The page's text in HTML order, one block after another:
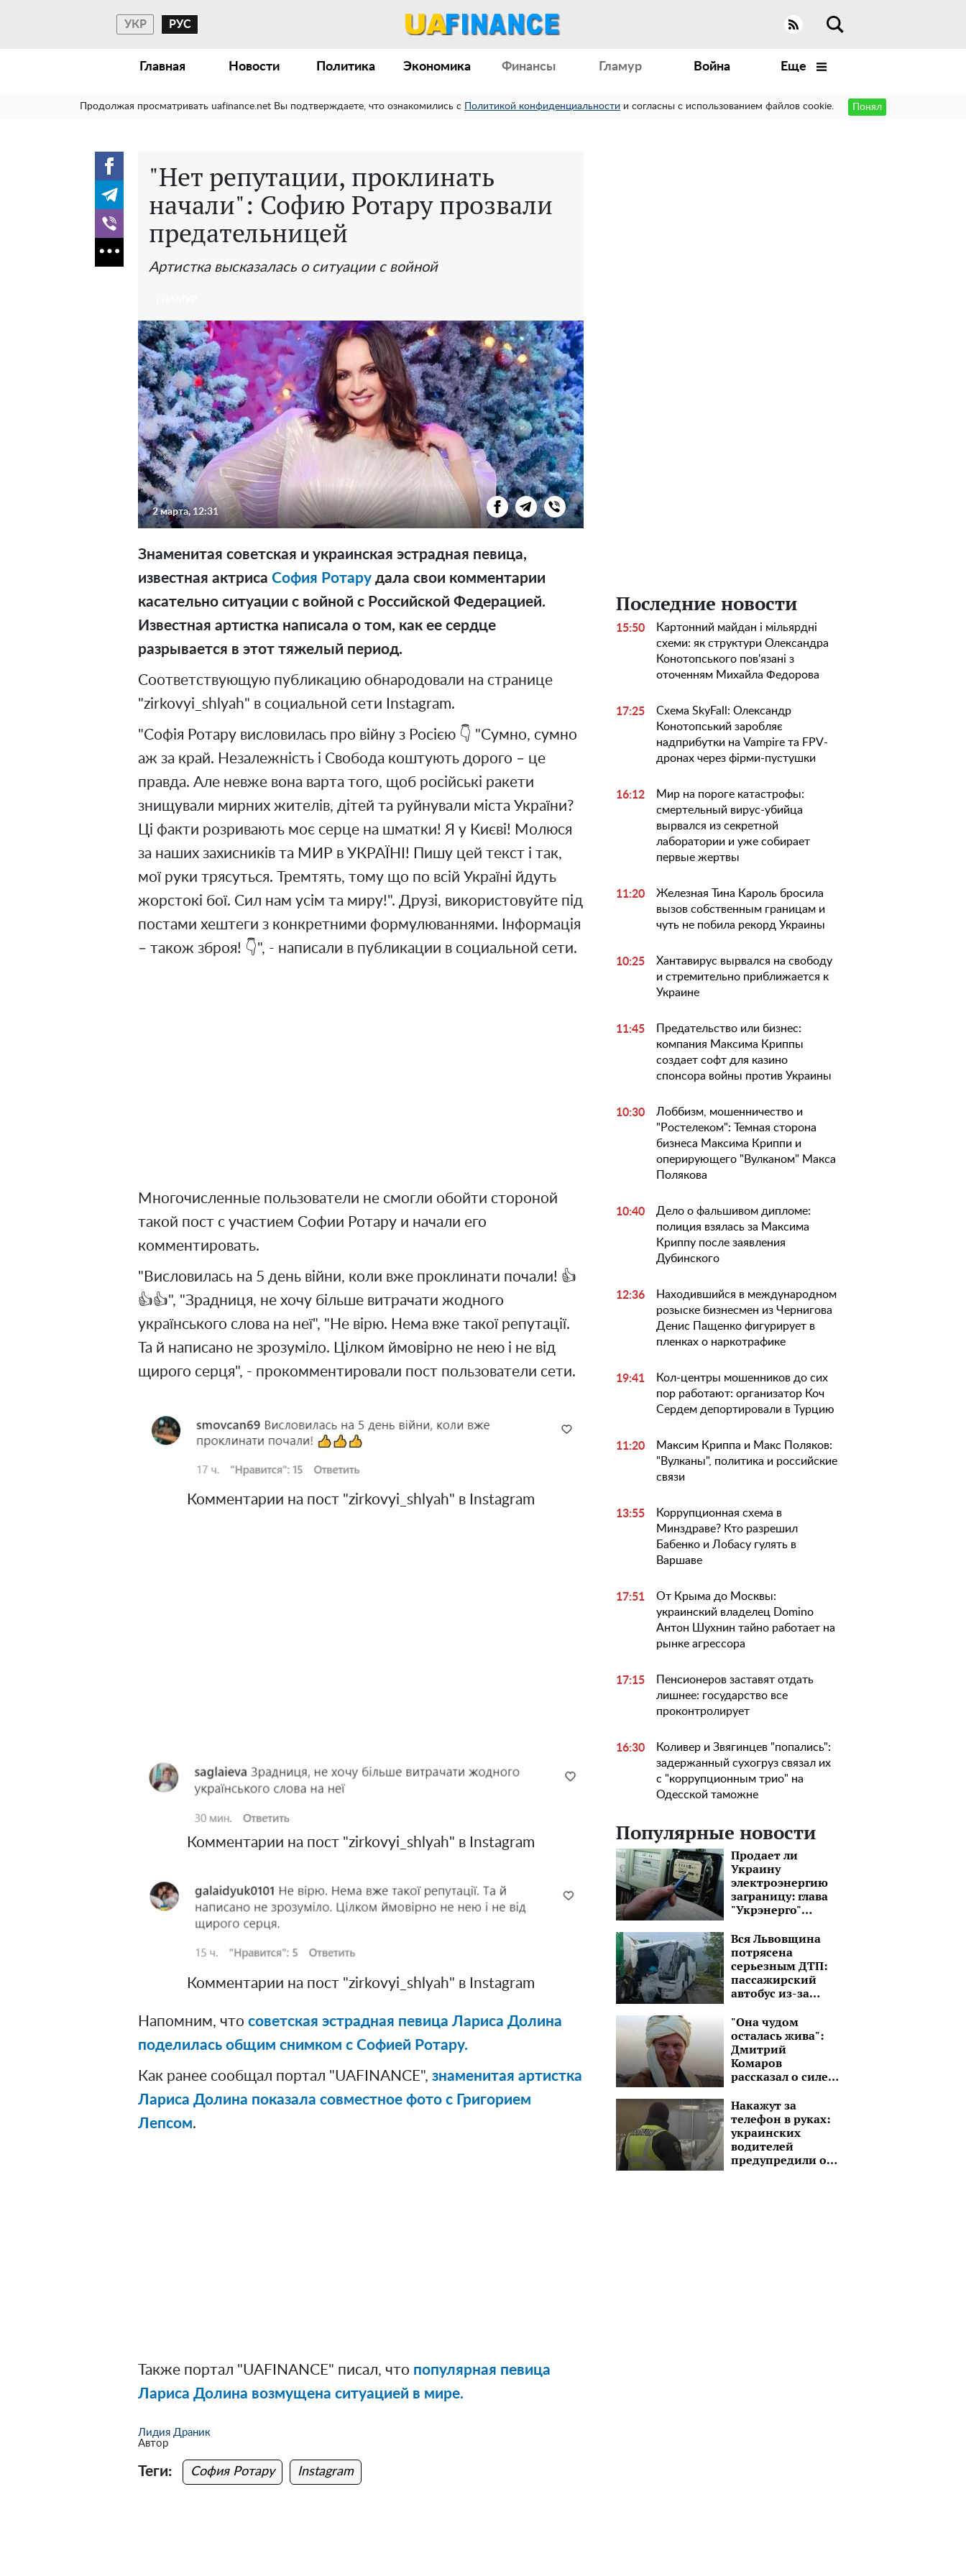
УКР РУС
Главная Новости Политика Экономика Финансы Гламур Война Еще
Продолжая просматривать uafinance.net Вы подтверждаете, что ознакомились с Политикой конфиденциальности и согласны с использованием файлов cookie. Понял
"Нет репутации, проклинать
начали": Софию Ротару прозвали
предательницей
Артистка высказалась о ситуации с войной
2 марта, 12:31
Знаменитая советская и украинская эстрадная певица,
известная актриса София Ротару дала свои комментарии
касательно ситуации с войной с Российской Федерацией.
Известная артистка написала о том, как ее сердце
разрывается в этот тяжелый период.
Соответствующую публикацию обнародовали на странице
"zirkovyi_shlyah" в социальной сети Instagram.
"Софія Ротару висловилась про війну з Росією 👇 "Сумно, сумно
аж за край. Незалежність і Свобода коштують дорого – це
правда. Але невже вона варта того, щоб російські ракети
знищували мирних жителів, дітей та руйнували міста України?
Ці факти розривають моє серце на шматки! Я у Києві! Молюся
за наших захисників та МИР в УКРАЇНІ! Пишу цей текст і так,
мої руки трясуться. Тремтять, тому що по всій Україні йдуть
жорстокі бої. Сил нам усім та миру!". Друзі, використовуйте під
постами хештеги з конкретними формулюваннями. Інформація
– також зброя! 👇", - написали в публикации в социальной сети.
Многочисленные пользователи не смогли обойти стороной
такой пост с участием Софии Ротару и начали его
комментировать.
"Висловилась на 5 день війни, коли вже проклинати почали! 👍
👍👍", "Зрадниця, не хочу більше витрачати жодного
українського слова на неї", "Не вірю. Нема вже такої репутації.
Та й написано не зрозуміло. Цілком ймовірно не нею і не від
щирого серця", - прокомментировали пост пользователи сети.
Комментарии на пост "zirkovyi_shlyah" в Instagram
Комментарии на пост "zirkovyi_shlyah" в Instagram
Комментарии на пост "zirkovyi_shlyah" в Instagram
Напомним, что советская эстрадная певица Лариса Долина
поделилась общим снимком с Софией Ротару.
Как ранее сообщал портал "UAFINANCE", знаменитая артистка
Лариса Долина показала совместное фото с Григорием
Лепсом.
Также портал "UAFINANCE" писал, что популярная певица
Лариса Долина возмущена ситуацией в мире.
Лидия Драник
Автор
Теги: София Ротару Instagram
Последние новости
15:50
Картонний майдан і мільярдні
схеми: як структури Олександра
Конотопського пов'язані з
оточенням Михайла Федорова
17:25
Схема SkyFall: Олександр
Конотопський заробляє
надприбутки на Vampire та FPV-
дронах через фірми-пустушки
16:12
Мир на пороге катастрофы:
смертельный вирус-убийца
вырвался из секретной
лаборатории и уже собирает
первые жертвы
11:20
Железная Тина Кароль бросила
вызов собственным границам и
чуть не побила рекорд Украины
10:25
Хантавирус вырвался на свободу
и стремительно приближается к
Украине
11:45
Предательство или бизнес:
компания Максима Криппы
создает софт для казино
спонсора войны против Украины
10:30
Лоббизм, мошенничество и
"Ростелеком": Темная сторона
бизнеса Максима Криппи и
оперирующего "Вулканом" Макса
Полякова
10:40
Дело о фальшивом дипломе:
полиция взялась за Максима
Криппу после заявления
Дубинского
12:36
Находившийся в международном
розыске бизнесмен из Чернигова
Денис Пащенко фигурирует в
пленках о наркотрафике
19:41
Кол-центры мошенников до сих
пор работают: организатор Коч
Сердем депортировали в Турцию
11:20
Максим Криппа и Макс Поляков:
"Вулканы", политика и российские
связи
13:55
Коррупционная схема в
Минздраве? Кто разрешил
Бабенко и Лобасу гулять в
Варшаве
17:51
От Крыма до Москвы:
украинский владелец Domino
Антон Шухнин тайно работает на
рынке агрессора
17:15
Пенсионеров заставят отдать
лишнее: государство все
проконтролирует
16:30
Коливер и Звягинцев "попались":
задержанный сухогруз связал их
с "коррупционным трио" на
Одесской таможне
Популярные новости
Продает ли
Украину
электроэнергию
заграницу: глава
"Укрэнерго"
рассказал правду
Вся Львовщина
потрясена
серьезным ДТП:
пассажирский
автобус из-за
"потерял" 5
пассажиров
"Она чудом
осталась жива":
Дмитрий
Комаров
рассказал о силе
девушки без рук и
ноги
Накажут за
телефон в руках:
украинских
водителей
предупредили об